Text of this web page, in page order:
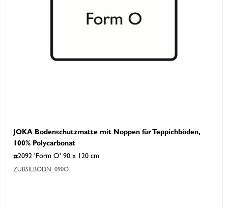
JOKA Bodenschutzmatte mit Noppen für Teppichböden,
100% Polycarbonat
#2092 'Form O' 90 x 120 cm
ZUBSILBODN_090O